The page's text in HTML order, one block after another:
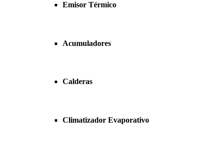
Emisor Térmico
Acumuladores
Calderas
Climatizador Evaporativo